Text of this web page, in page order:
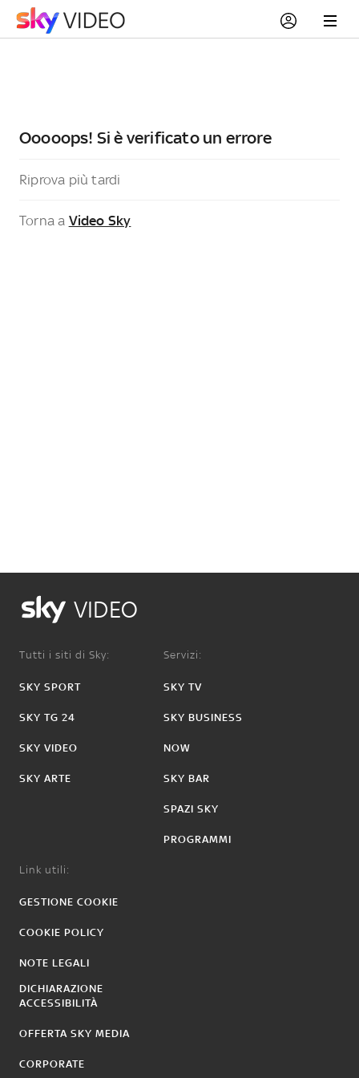
Ooooops! Si è verificato un errore
Riprova più tardi
Torna a Video Sky
VIDEO
Tutti i siti di Sky:
SKY SPORT
SKY TG 24
SKY VIDEO
SKY ARTE
Servizi:
SKY TV
SKY BUSINESS
NOW
SKY BAR
SPAZI SKY
PROGRAMMI
Link utili:
GESTIONE COOKIE
COOKIE POLICY
NOTE LEGALI
DICHIARAZIONE
ACCESSIBILITÀ
OFFERTA SKY MEDIA
CORPORATE